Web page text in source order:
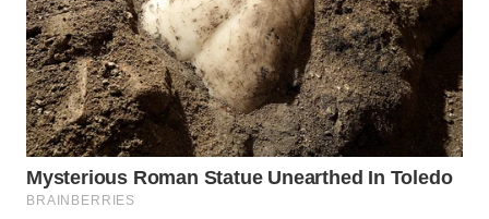
WAHANANEWS
NET
WAHANA
SPORT
WAHANA